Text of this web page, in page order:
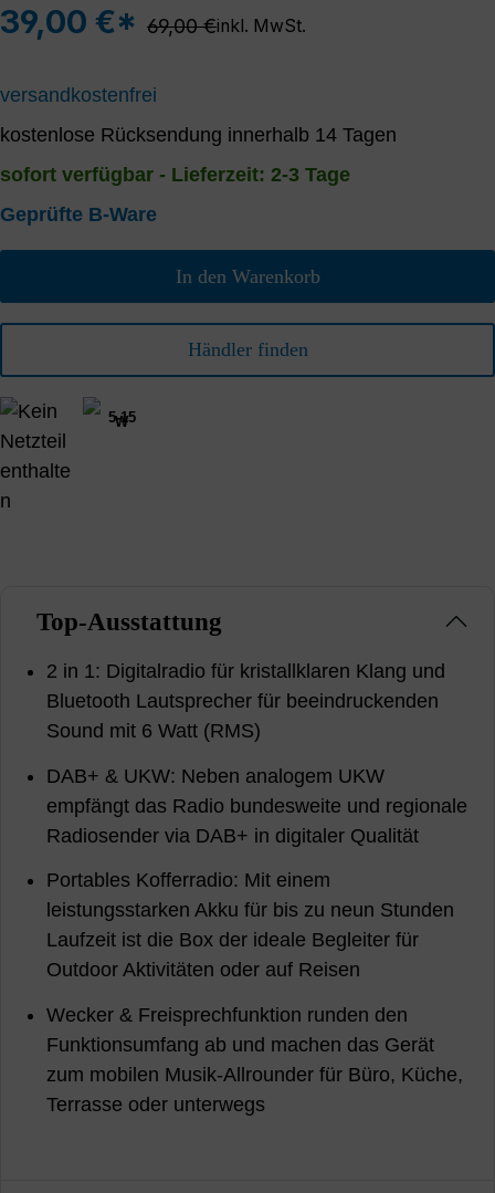
39,00 €* Regulärer Preis:
69,00 €inkl. MwSt.
versandkostenfrei
kostenlose Rücksendung innerhalb 14 Tagen
sofort verfügbar - Lieferzeit: 2-3 Tage
Geprüfte B-Ware
In den Warenkorb
Händler finden
5-15
W
Top-Ausstattung
2 in 1: Digitalradio für kristallklaren Klang und
Bluetooth Lautsprecher für beeindruckenden
Sound mit 6 Watt (RMS)
DAB+ & UKW: Neben analogem UKW
empfängt das Radio bundesweite und regionale
Radiosender via DAB+ in digitaler Qualität
Portables Kofferradio: Mit einem
leistungsstarken Akku für bis zu neun Stunden
Laufzeit ist die Box der ideale Begleiter für
Outdoor Aktivitäten oder auf Reisen
Wecker & Freisprechfunktion runden den
Funktionsumfang ab und machen das Gerät
zum mobilen Musik-Allrounder für Büro, Küche,
Terrasse oder unterwegs